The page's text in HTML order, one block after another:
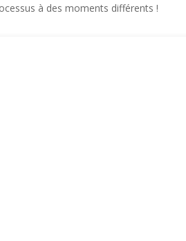
à des moments différents !